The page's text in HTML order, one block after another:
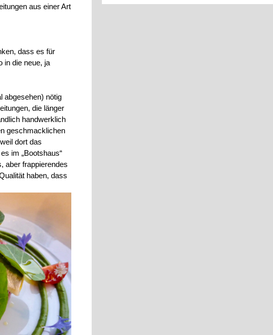
aus einer Art
dass es für
in die neue, ja
abgesehen) nötig
die länger
handwerklich
geschmacklichen
dort das
im „Bootshaus“
aber frappierendes
haben, dass